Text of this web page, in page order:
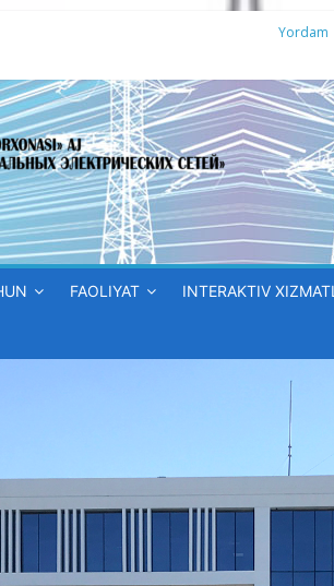
Yordam
FAOLIYAT INTERAKTIV